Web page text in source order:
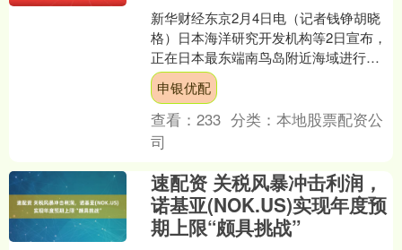
新华财经东京2月4日电（记者钱铮胡晓
格）日本海洋研究开发机构等2日宣布，
正在日本最东端南鸟岛附近海域进行稀
土泥采掘试验的“地球”号深海探测船已成
功挖掘到含稀土的....
申银优配
查看：233 分类：本地股票配资公
司
速配资 关税风暴冲击利润，
诺基亚(NOK.US)实现年度预
期上限“颇具挑战”